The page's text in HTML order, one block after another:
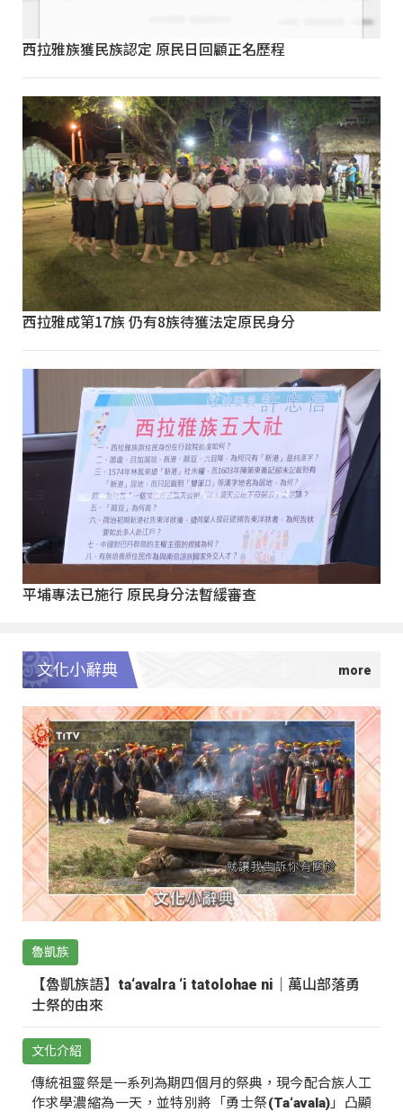
西拉雅族獲民族認定 原民日回顧正名歷程
西拉雅成第17族 仍有8族待獲法定原民身分
平埔專法已施行 原民身分法暫緩審查
文化小辭典
魯凱族
【魯凱族語】ta‘avalra ‘i tatolohae ni｜萬山部落勇
士祭的由來
文化介紹
傳統祖靈祭是一系列為期四個月的祭典，現今配合族人工
作求學濃縮為一天，並特別將「勇士祭(Ta‘avala)」凸顯